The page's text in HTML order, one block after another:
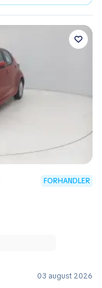
FORHANDLER
03 august 2026